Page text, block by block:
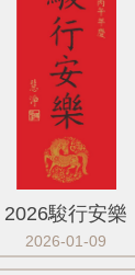
2026駿行安樂
2026-01-09